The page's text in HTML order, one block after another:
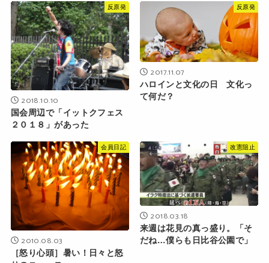
反原発
2018.10.10
国会周辺で「イットクフェス
２０１８」があった
反原発
2017.11.07
ハロインと文化の日 文化っ
て何だ？
会員日記
2010.08.03
［怒り心頭］暑い！日々と怒
改憲阻止
2018.03.18
来週は花見の真っ盛り。「そ
だね…僕らも日比谷公園で」